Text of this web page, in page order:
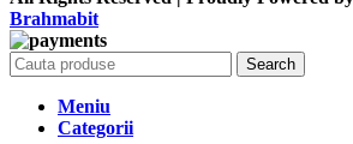
Brahmabit
Search
Meniu
Categorii